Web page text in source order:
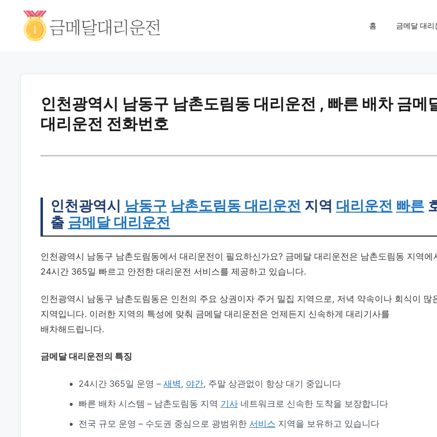
홈 금메달 대리
인천광역시 남동구 남촌도림동 대리운전 , 빠른 배차 금메
대리운전 전화번호
인천광역시 남동구 남촌도림동 대리운전 지역 대리운전 빠른
출 금메달 대리운전
인천광역시 남동구 남촌도림동에서 대리운전이 필요하신가요? 금메달 대리운전은 남촌도림동 지역에
24시간 365일 빠르고 안전한 대리운전 서비스를 제공하고 있습니다.
인천광역시 남동구 남촌도림동은 인천의 주요 상권이자 주거 밀집 지역으로, 저녁 약속이나 회식이 많
지역입니다. 이러한 지역의 특성에 맞춰 금메달 대리운전은 언제든지 신속하게 대리기사를
배차해드립니다.
금메달 대리운전의 특징
24시간 365일 운영 – 새벽, 야간, 주말 상관없이 항상 대기 중입니다
빠른 배차 시스템 – 남촌도림동 지역 기사네트워크로 신속한 도착을 보장합니다
전국 규모 운영 – 수도권 중심으로 광범위한 서비스 지역을 보유하고 있습니다